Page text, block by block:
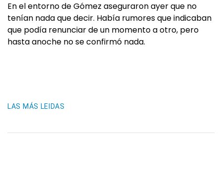
En el entorno de Gómez aseguraron ayer que no
tenían nada que decir. Había rumores que indicaban
que podía renunciar de un momento a otro, pero
hasta anoche no se confirmó nada.
LAS MÁS LEIDAS